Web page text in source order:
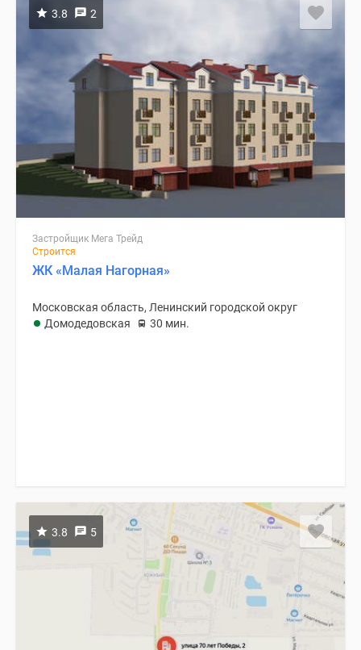
3.8 2
Застройщик Мега Трейд
Строится
ЖК «Малая Нагорная»
Московская область, Ленинский городской округ
Домодедовская
30 мин.
3.8 5